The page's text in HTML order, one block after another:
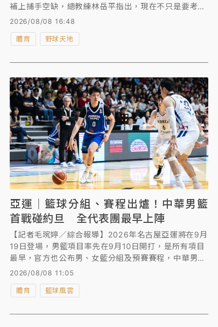
補上捕手空缺，總教練林岳平指出，現在不只是要考慮
球隊的部分，「因為他後續還有一個任務在（指名古屋
亞運），所以我們也要保護他。」
2026/08/08 16:48
體育 野球天地
亞運｜籃球分組、賽程出爐！中華男籃
首戰碰約旦 全代表團最早上陣
【記者毛琬婷／綜合報導】2026年名古屋亞運將在9月
19日登場，男籃項目率先在9月10日開打，是所有項目
最早，官方也公布男、女籃分組及預賽賽程，中華男籃
與伊朗、約旦、卡達同為B組，力拚8強門票。
2026/08/08 11:05
體育 籃球風雲